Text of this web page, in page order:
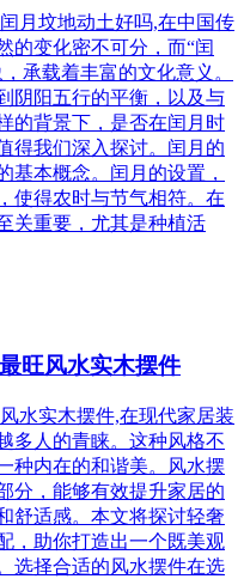
月坟地动土好吗,在中国传
的变化密不可分，而“闰
承载着丰富的文化意义。
阴阳五行的平衡，以及与
的背景下，是否在闰月时
得我们深入探讨。闰月的
基本概念。闰月的设置，
使得农时与节气相符。在
关重要，尤其是种植活
旺风水实木摆件
水实木摆件,在现代家居装
多人的青睐。这种风格不
种内在的和谐美。风水摆
分，能够有效提升家居的
舒适感。本文将探讨轻奢
，助你打造出一个既美观
选择合适的风水摆件在选